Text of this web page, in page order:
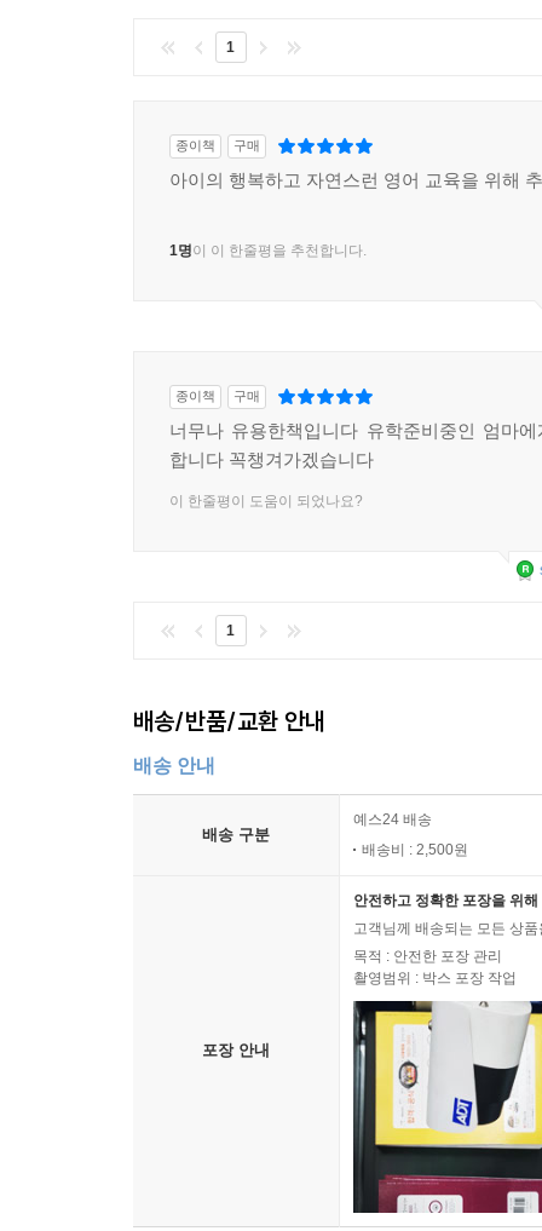
1
종이책 구매
아이의 행복하고 자연스런 영어 교육을 위해
1명이 이 한줄평을 추천합니다.
종이책 구매
너무나 유용한책입니다 유학준비중인 엄마
합니다 꼭챙겨가겠습니다
이 한줄평이 도움이 되었나요?
1
배송/반품/교환 안내
배송 안내
배송 구분
예스24 배송
배송비 : 2,500원
포장 안내
안전하고 정확한 포장을 위
고객님께 배송되는 모든 상
목적 : 안전한 포장 관리
촬영범위 : 박스 포장 작업